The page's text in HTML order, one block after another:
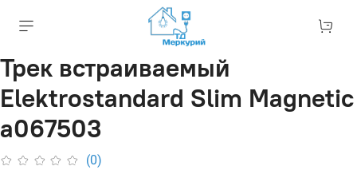
Трек встраиваемый
Elektrostandard Slim Magnetic
a067503
(0)